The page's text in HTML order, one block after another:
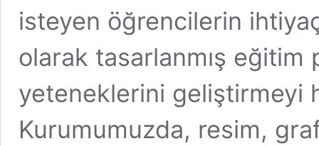
isteyen öğrencilerin
olarak tasarlanmış eğitim
yeteneklerini geliştirmeyi
Kurumumuzda, resim,